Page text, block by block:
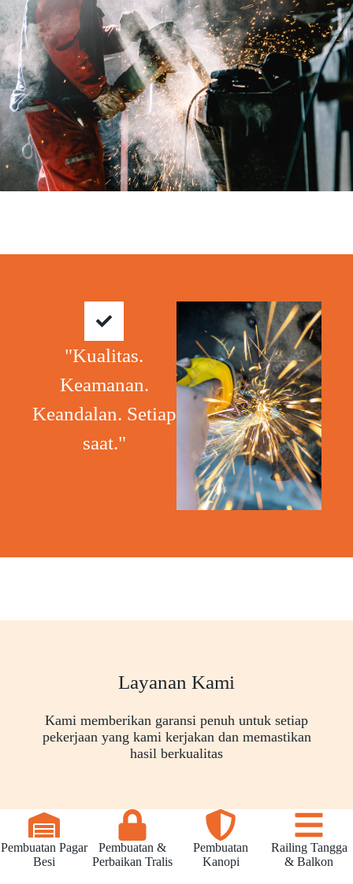
"Kualitas.
Keamanan.
Keandalan. Setiap
saat."
Layanan Kami
Kami memberikan garansi penuh untuk setiap
pekerjaan yang kami kerjakan dan memastikan
hasil berkualitas
Pembuatan Pagar
Besi
Pembuatan &
Perbaikan Tralis
Pembuatan
Kanopi
Railing Tangga
& Balkon